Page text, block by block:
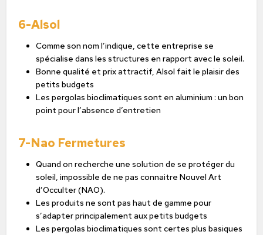
6-Alsol
Comme son nom l’indique, cette entreprise se
spécialise dans les structures en rapport avec le soleil.
Bonne qualité et prix attractif, Alsol fait le plaisir des
petits budgets
Les pergolas bioclimatiques sont en aluminium : un bon
point pour l’absence d’entretien
7-Nao Fermetures
Quand on recherche une solution de se protéger du
soleil, impossible de ne pas connaitre Nouvel Art
d’Occulter (NAO).
Les produits ne sont pas haut de gamme pour
s’adapter principalement aux petits budgets
Les pergolas bioclimatiques sont certes plus basiques